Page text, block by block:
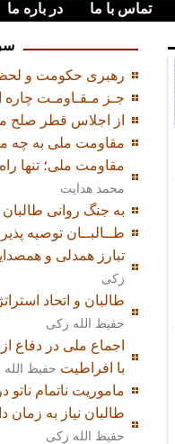
تماس با ما در باره ما
رهبری حکومت و
جـز مـقـاومـت چاره
از اجلاس قطر صلح
مقاومت ملی به چه
مقاومت ملی؛ تنها
محمد هدایت
به جنگ روانی
طــالبــان توصیه
تبارز همدلی و
زکی
طالبان و اتحاد
حفیظ الله زکی
اجماع ملی در دفاع
با افراطیت حفیظ
ماموریت ناتمام ناتو
طالبان نیاز به زمان
حفیظ الله زکی